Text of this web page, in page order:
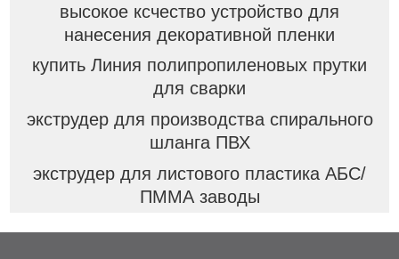
высокое ксчество устройство для
нанесения декоративной пленки
купить Линия полипропиленовых прутки
для сварки
экструдер для производства спирального
шланга ПВХ
экструдер для листового пластика АБС/
ПММА заводы